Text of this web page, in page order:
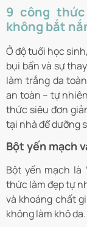
9 công
không bắt
Ở độ tuổi học
bụi bẩn và sự
làm trắng da
an toàn – tự
thức siêu đơn
tại nhà để dưỡng
Bột yến mạch
Bột yến mạch là
thức làm đẹp tự
và khoáng chất
không làm khô da.